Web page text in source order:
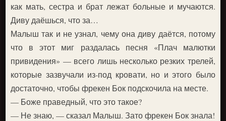
как мать, сестра и брат лежат больные и мучаются.
Диву даёшься, что за…
Малыш так и не узнал, чему она диву даётся, потому
что в этот миг раздалась песня «Плач малютки
привидения» — всего лишь несколько резких трелей,
которые зазвучали из-под кровати, но и этого было
достаточно, чтобы фрекен Бок подскочила на месте.
— Боже праведный, что это такое?
— Не знаю, — сказал Малыш. Зато фрекен Бок знала!